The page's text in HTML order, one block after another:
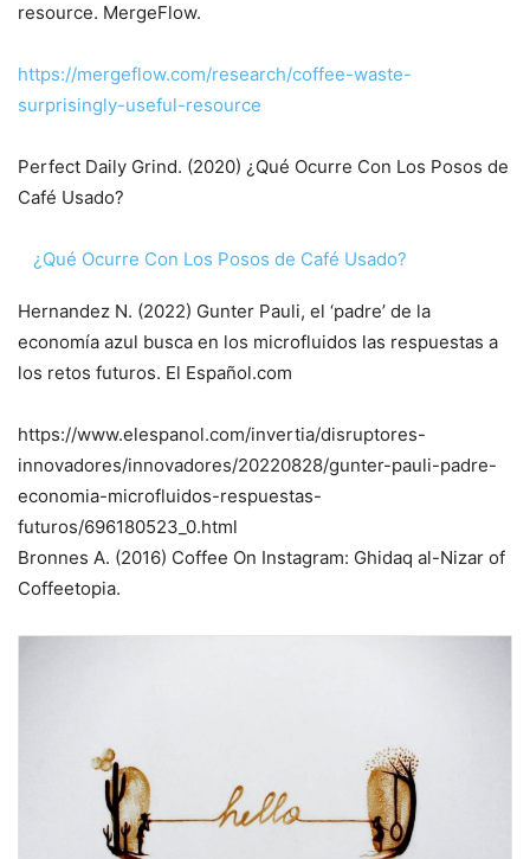
resource. MergeFlow.
https://mergeflow.com/research/coffee-waste-
surprisingly-useful-resource
Perfect Daily Grind. (2020) ¿Qué Ocurre Con Los Posos de
Café Usado?
¿Qué Ocurre Con Los Posos de Café Usado?
Hernandez N. (2022) Gunter Pauli, el ‘padre’ de la
economía azul busca en los microfluidos las respuestas a
los retos futuros. El Español.com
https://www.elespanol.com/invertia/disruptores-
innovadores/innovadores/20220828/gunter-pauli-padre-
economia-microfluidos-respuestas-
futuros/696180523_0.html
Bronnes A. (2016) Coffee On Instagram: Ghidaq al-Nizar of
Coffeetopia.